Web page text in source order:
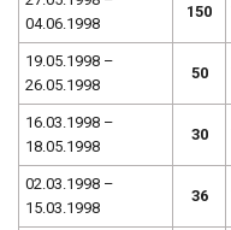
04.06.1998
150
19.05.1998 –
26.05.1998
50
16.03.1998 –
18.05.1998
30
02.03.1998 –
15.03.1998
36